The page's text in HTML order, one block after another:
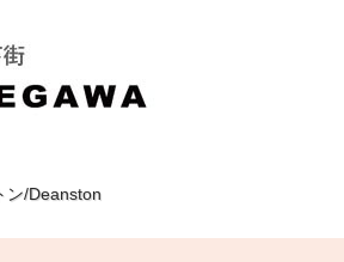
ン/Deanston